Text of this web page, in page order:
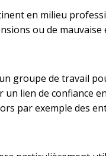
en milieu
ou de
groupe de travail
lien de confiance
par exemple des